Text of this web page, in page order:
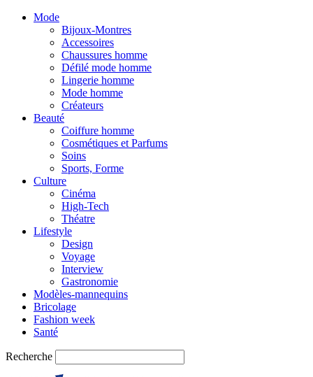
Mode
Bijoux-Montres
Accessoires
Chaussures homme
Défilé mode homme
Lingerie homme
Mode homme
Créateurs
Beauté
Coiffure homme
Cosmétiques et Parfums
Soins
Sports, Forme
Culture
Cinéma
High-Tech
Théatre
Lifestyle
Design
Voyage
Interview
Gastronomie
Modèles-mannequins
Bricolage
Fashion week
Santé
Recherche